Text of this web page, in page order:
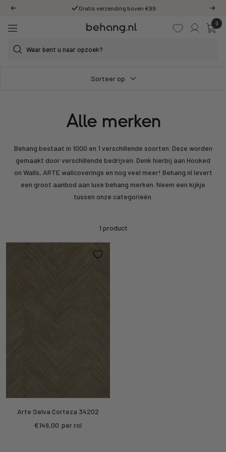
naar
content
Vorige Gratis verzending boven €99
0
Behang.nl
Navigatie
Sorteer op
Alle merken
Behang bestaat in 1000 en 1 verschillende soorten. Deze worden
gemaakt door verschillende bedrijven. Denk hierbij aan Hooked
on Walls, ARTE wallcoverings en nog veel meer! Behang.nl levert
een groot aanbod aan luxe behang merken. Neem een kijkje
tussen onze categorieën.
1 product
Arte Selva Corteza 34202
Kortings
€149,00 per rol